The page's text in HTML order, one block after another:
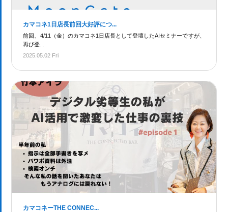
カマコネ1日店長前回大好評につ...
前回、4/11（金）のカマコネ1日店長として登壇したAIセミナーですが、
再び登...
2025.05.02 Fri
カマコネーTHE CONNEC...